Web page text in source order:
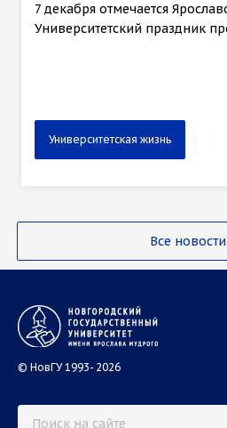
Все новости
7 декабря отмечается
Университетский праздник
Университетская жизнь
© НовГУ 1993- 2026